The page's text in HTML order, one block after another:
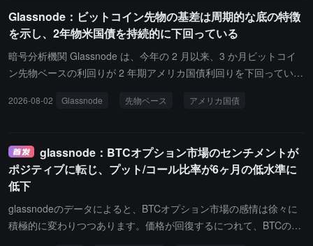
から回落していることが指摘されています。現在の価格動向は現物
のモメンタムが弱まっていることを反映しており、持続的な純売り
圧力と低い取引活性度が市場を明確な突破動力のない調整段階に留
めています。デリバティブ市場では、全体の未決済契約規模が減少
取引量が緩和されています。オプション市場は依然として防御的な
済量は持続的に減少しています。ETF市場は改善が見られ、過去1
週間の純流入と取引量が共に回復し、機関投資家が規制されたチャ
ネルを通じて資金を再配置していることを示しています。オンチェ
ーンデータに関して、Glassnodeはビットコインネットワークの活
発度が明らかに増加しており、日々の活発アドレス数と実体調整後
Glassnode：ビットコイン先物の基差は周期的な底の特徴
を示し、2年物米国債を持続的に下回っている
暗号分析機関 Glassnode は、今年の 2 月以来、3 か月ビットコイ
ン先物ベースの利回りが 2 年期アメリカ国債利回りを下回っている
た：2022 年 8 月から 2023 年 1 月まで、その期間は最終的にサイ
2026-08-02 Glassnode 先物ベース アメリカ国債
glassnode：BTCオプション市場のセンチメントが
ポジティブに転じ、プット/コール比率が6ヶ月の低水準に
低下
glassnodeのデータによると、BTCオプション市場の感情は徐々に
積極的に変わりつつあります。価格が回復するにつれて、BTCのイ